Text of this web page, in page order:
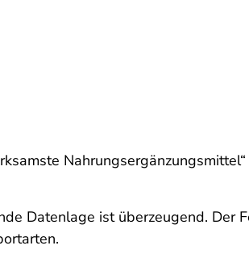
Datenlage ist überzeugend. Der